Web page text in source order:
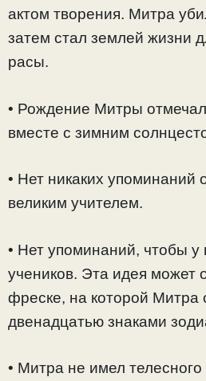
актом творения. Митра
затем стал землей жизни
расы.
• Рождение Митры
вместе с зимним
• Нет никаких упоминаний
великим учителем.
• Нет упоминаний, чтобы у
учеников. Эта идея может
фреске, на которой Митра
двенадцатью знаками
• Митра не имел телесного